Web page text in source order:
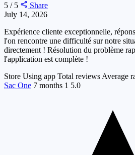
5 / 5
Share
July 14, 2026
Expérience cliente exceptionnelle,
l'on rencontre une difficulté sur notre
directement ! Résolution du problème
l'application est complète !
Store Using app Total reviews Average
Sac One 7 months 1 5.0